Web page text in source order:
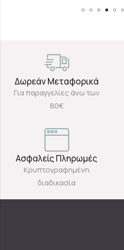
Δωρεάν Μεταφορικά
Για παραγγελίες άνω των
80€
Ασφαλείς Πληρωμές
Κρυπτογραφημένη
διαδικασία